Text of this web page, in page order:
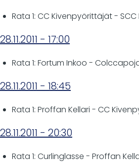
Rata 1: CC Kivenpyörittäjät - SCC
28.11.2011 - 17:00
Rata 1: Fortum Inkoo -
28.11.2011 - 18:45
Rata 1: Proffan Kellari - CC
28.11.2011 - 20:30
Rata 1: Curlinglasse - Proffan